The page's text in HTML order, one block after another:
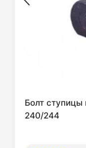
Болт ступицы
240/244